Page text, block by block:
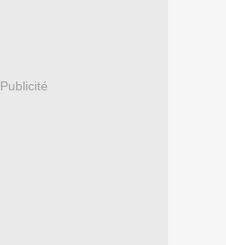
Publicité